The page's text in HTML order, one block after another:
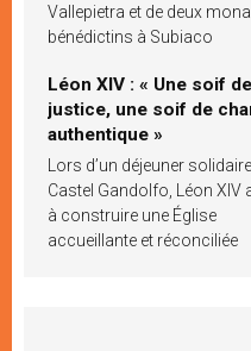
Vallepietra et de deux
bénédictins à Subiaco
Léon XIV : « Une soif de
justice, une soif de
authentique »
Lors d’un déjeuner
Castel Gandolfo, Léon XIV
à construire une Église
accueillante et réconciliée